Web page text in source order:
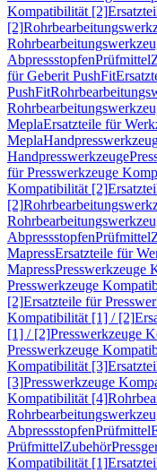
Kompatibilität [2]
[2]
AbpressstopfenPrüfmittel
für Geberit PushFit
PushFit
MeplaErsatzteile für
Mepla
Handpresswerkzeuge
für Presswerkzeuge
Kompatibilität [2]
[2]
AbpressstopfenPrüfmittel
MapressErsatzteile für
MapressPresswerkzeuge
Presswerkzeuge
[2]Ersatzteile für
Kompatibilität [1] / [2]
[1] / [2]Presswerkzeuge
Presswerkzeuge
Kompatibilität [3]
[3]Presswerkzeuge
Kompatibilität [4]
AbpressstopfenPrüfmittel
PrüfmittelZubehör
Kompatibilität [1]